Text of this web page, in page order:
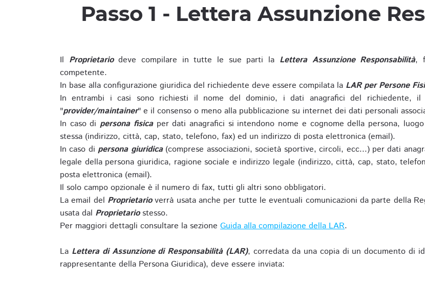
Passo 1 - Lettera Assunzione
Il Proprietariodeve compilare in tutte le sue parti la Lettera Assunzione Responsabilità,
competente.
In base alla configurazione giuridica del richiedente deve essere compilata la LAR per Persone
In entrambi i casi sono richiesti il nome del dominio, i dati anagrafici del richiedente, il
"provider/maintainer" e il consenso o meno alla pubblicazione su internet dei dati personali
In caso dipersona fisicaper dati anagrafici si intendono nome e cognome della persona,
stessa (indirizzo, città, cap, stato, telefono, fax) ed un indirizzo di posta elettronica (email).
In caso dipersona giuridica(comprese associazioni, società sportive, circoli, ecc...) per dati
legale della persona giuridica, ragione sociale e indirizzo legale (indirizzo, città, cap, stato,
posta elettronica (email).
Il solo campo opzionale è il numero di fax, tutti gli altri sono obbligatori.
La email del Proprietarioverrà usata anche per tutte le eventuali comunicazioni da parte della
usata dal Proprietariostesso.
Per maggiori dettagli consultare la sezione Guida alla compilazione della LAR.
La Lettera di Assunzione di Responsabilità (LAR), corredata da una copia di un documento di
rappresentante della Persona Giuridica), deve essere inviata: